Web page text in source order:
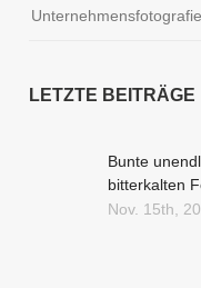
LETZTE BEITRÄGE
Bunte
bitterkalten
Nov. 15th,